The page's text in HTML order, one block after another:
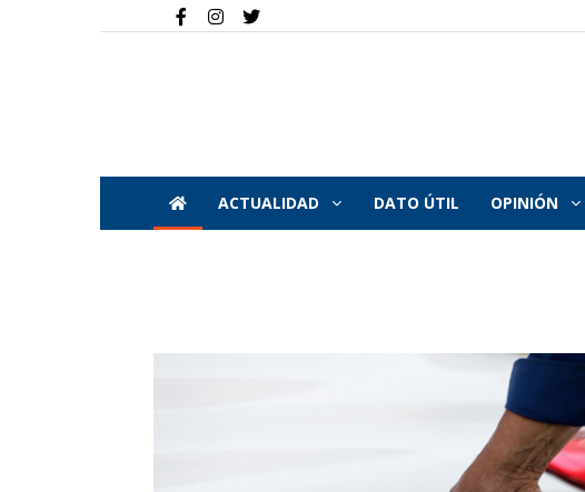
ACTUALIDAD DATO ÚTIL OPINIÓN